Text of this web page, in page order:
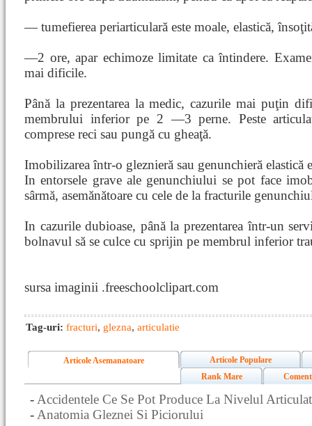
— tumefierea periarticulară este moale, elastică,
—2 ore, apar echimoze limitate ca întindere.
mai dificile.
Până la prezentarea la medic, cazurile mai puţin
membrului inferior pe 2 —3 perne. Peste
comprese reci sau pungă cu gheaţă.
Imobilizarea într-o gleznieră sau genunchieră elastică
In entorsele grave ale genunchiului se pot face
sârmă, asemănătoare cu cele de la fracturile
In cazurile dubioase, până la prezentarea într-un
bolnavul să se culce cu sprijin pe membrul inferior
sursa imaginii .freeschoolclipart.com
Tag-uri: fracturi, glezna, articulatie
Articole Asemanatoare
Articole Populare
Rank Mare
- Accidentele Ce Se Pot Produce La Nivelul
- Anatomia Gleznei Si Piciorului